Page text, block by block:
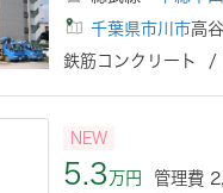
千葉県市川市高
鉄筋コンクリート
NEW
5.3万円 管理費